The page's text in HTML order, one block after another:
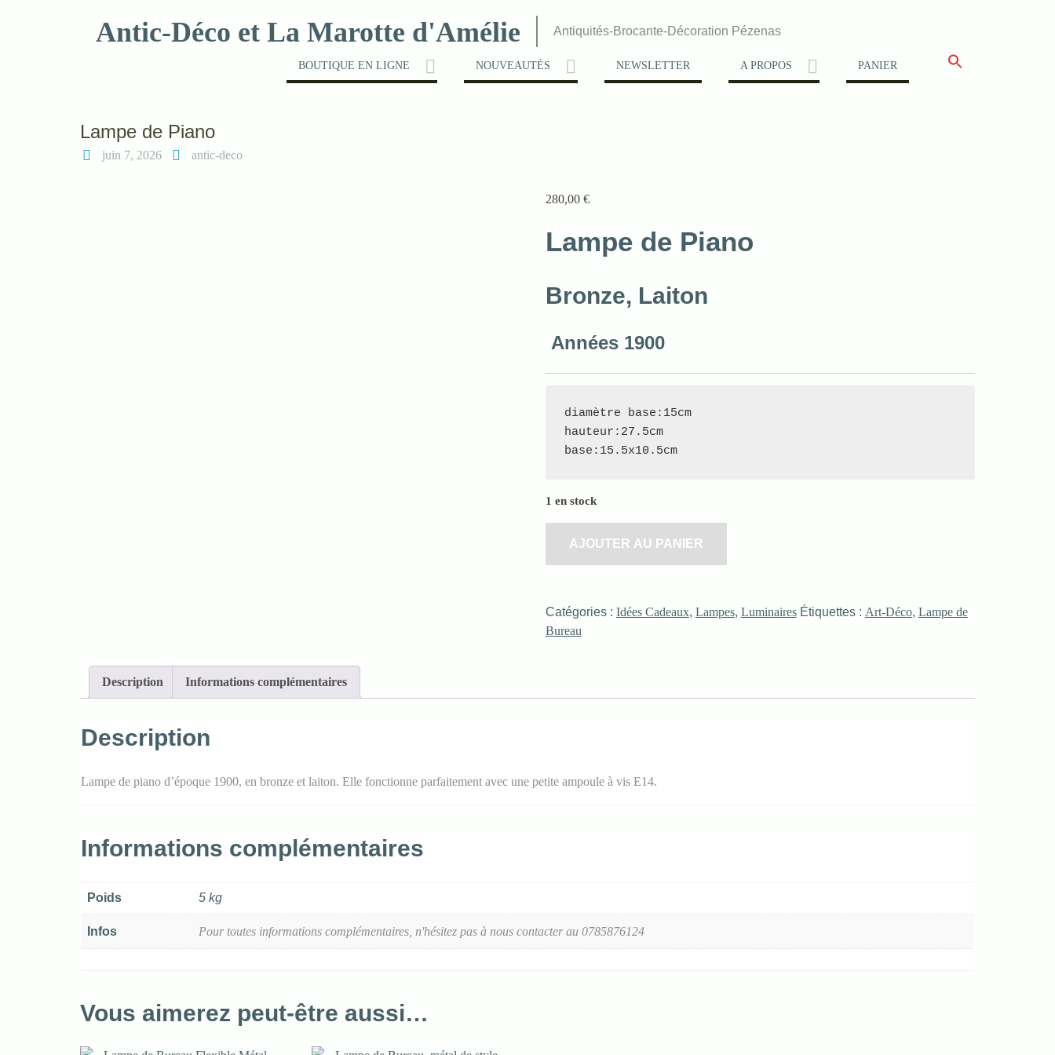
Antic-Déco et La Marotte d'Amélie Antiquités-Brocante-Décoration Pézenas
BOUTIQUE EN LIGNE NOUVEAUTÉS NEWSLETTER A PROPOS PANIER
Lampe de Piano
juin 7, 2026 antic-deco
280,00 €
Lampe de Piano
Bronze, Laiton
Années 1900
diamètre base:15cm
hauteur:27.5cm
base:15.5x10.5cm
1 en stock
AJOUTER AU PANIER
Catégories : Idées Cadeaux, Lampes, Luminaires Étiquettes : Art-Déco, Lampe de
Bureau
Description Informations complémentaires
Description
Lampe de piano d’époque 1900, en bronze et laiton. Elle fonctionne parfaitement avec une petite ampoule à vis E14.
Informations complémentaires
Poids 5 kg
Infos Pour toutes informations complémentaires, n'hésitez pas à nous contacter au 0785876124
Vous aimerez peut-être aussi…